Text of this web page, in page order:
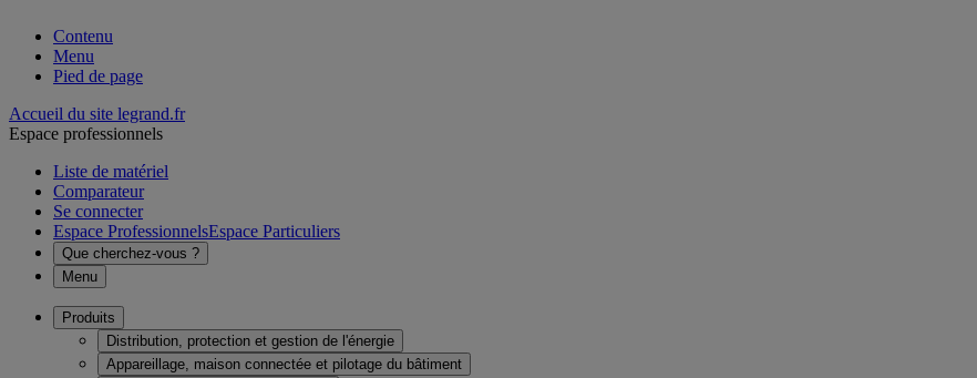
Contenu
Menu
Pied de page
Accueil du site legrand.fr
Espace professionnels
Liste de matériel
Comparateur
Se connecter
Espace ProfessionnelsEspace Particuliers
Que cherchez-vous ?
Menu
Produits
Distribution, protection et gestion de l'énergie
Appareillage, maison connectée et pilotage du bâtiment